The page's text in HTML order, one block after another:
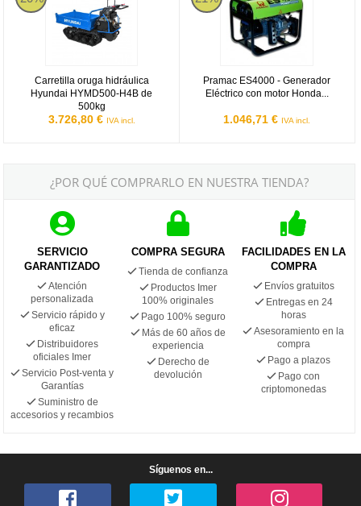
Carretilla oruga hidráulica
Hyundai HYMD500-H4B de
500kg
3.726,80 € IVA incl.
Pramac ES4000 - Generador
Eléctrico con motor Honda...
1.046,71 € IVA incl.
¿POR QUÉ COMPRARLO EN NUESTRA TIENDA?
SERVICIO
GARANTIZADO
Atención
personalizada
Servicio rápido y
eficaz
Distribuidores
oficiales Imer
Servicio Post-venta y
Garantías
Suministro de
accesorios y recambios
COMPRA SEGURA
Tienda de confianza
Productos Imer
100% originales
Pago 100% seguro
Más de 60 años de
experiencia
Derecho de
devolución
FACILIDADES EN LA
COMPRA
Envíos gratuitos
Entregas en 24
horas
Asesoramiento en la
compra
Pago a plazos
Pago con
criptomonedas
Síguenos en...